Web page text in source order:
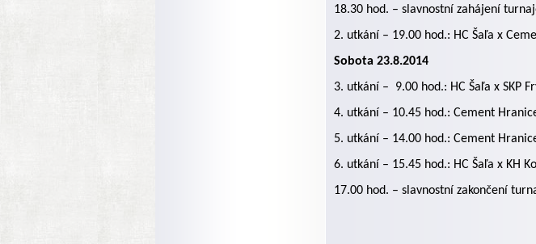
18.30 hod. – slavnostní zahájení
2. utkání – 19.00 hod.: HC Šaľa x
Sobota 23.8.2014
3. utkání –
9.00 hod.: HC Šaľa x SKP
4. utkání – 10.45 hod.: Cement
5. utkání – 14.00 hod.: Cement
6. utkání – 15.45 hod.: HC Šaľa x KH
17.00 hod. – slavnostní zakončení